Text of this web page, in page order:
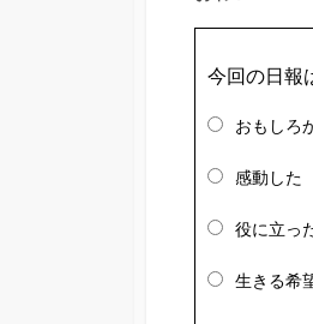
今回の日報
おもしろ
感動した
役に立っ
生きる希